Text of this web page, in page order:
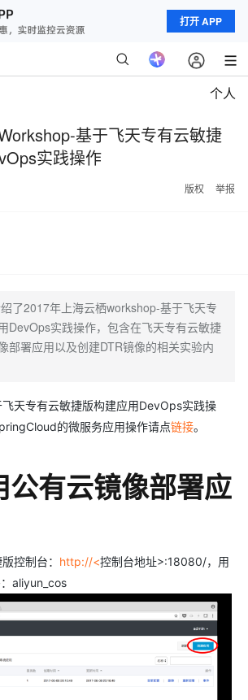
打开 APP
个人
基于飞天专有云敏捷
实践操作
版权 举报
了2017年上海云栖workshop-基于飞天专
DevOps实践操作，包含在飞天专有云敏捷
部署应用以及创建DTR镜像的相关实验内
天专有云敏捷版构建应用DevOps实践操
的微服务应用操作请点链接。
公有云镜像部署应
控制台： http://<控制台地址>:18080/，用
aliyun_cos